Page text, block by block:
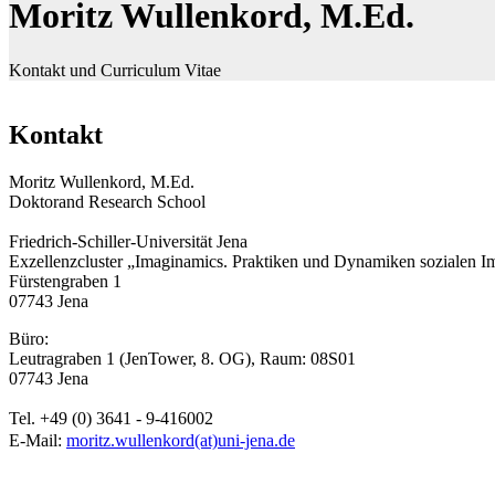
Moritz Wullenkord, M.Ed.
Kontakt und Curriculum Vitae
Kontakt
Moritz Wullenkord, M.Ed.
Doktorand Research School
Friedrich-Schiller-Universität Jena
Exzellenzcluster „Imaginamics. Praktiken und Dynamiken sozialen
Fürstengraben 1
07743 Jena
Büro:
Leutragraben 1 (JenTower, 8. OG), Raum: 08S01
07743 Jena
Tel. +49 (0) 3641 - 9-416002
E-Mail: moritz.wullenkord(at)uni-jena.de